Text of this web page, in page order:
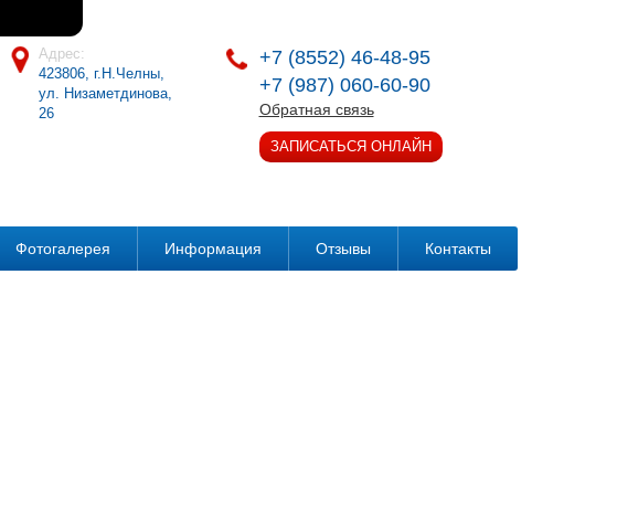
Адрес:
423806, г.Н.Челны,
ул. Низаметдинова,
26
+7 (8552) 46-48-95
+7 (987) 060-60-90
Обратная связь
ЗАПИСАТЬСЯ ОНЛАЙН
Фотогалерея Информация Отзывы Контакты